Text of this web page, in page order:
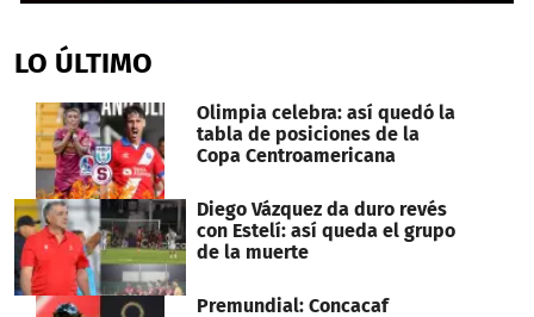
of
30
LO ÚLTIMO
Olimpia celebra: así quedó la
tabla de posiciones de la
Copa Centroamericana
Diego Vázquez da duro revés
con Estelí: así queda el grupo
de la muerte
Premundial: Concacaf